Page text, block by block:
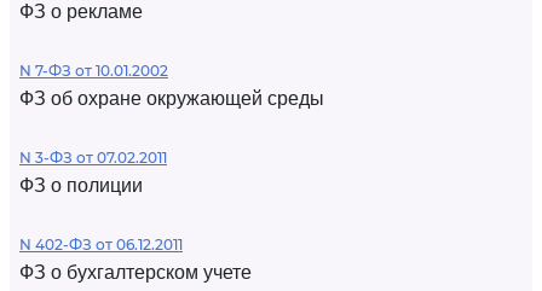
ФЗ о рекламе
N 7-ФЗ от 10.01.2002
ФЗ об охране окружающей среды
N 3-ФЗ от 07.02.2011
ФЗ о полиции
N 402-ФЗ от 06.12.2011
ФЗ о бухгалтерском учете